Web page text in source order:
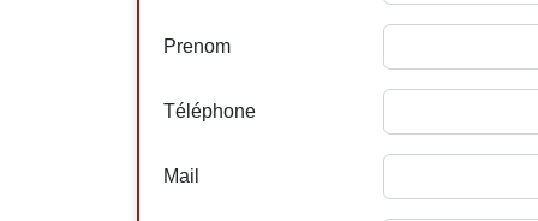
Prenom
Téléphone
Mail